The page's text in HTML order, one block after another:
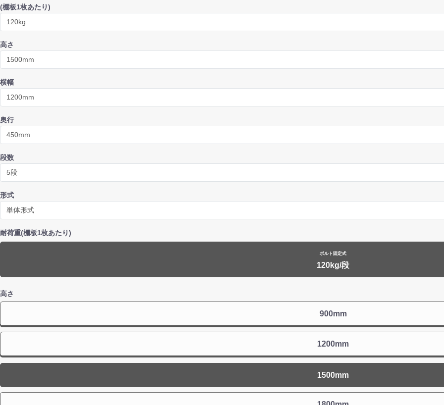
(棚板1枚あたり)
高さ
横幅
奥行
段数
形式
耐荷重(棚板1枚あたり)
ボルト固定式
120kg/段
高さ
900mm
1200mm
1500mm